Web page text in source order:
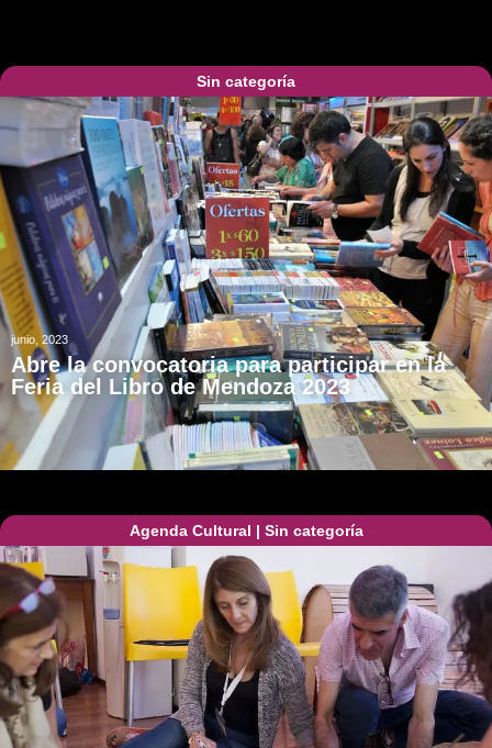
Sin categoría
junio, 2023
Abre la convocatoria para participar en la
Feria del Libro de Mendoza 2023
Agenda Cultural | Sin categoría